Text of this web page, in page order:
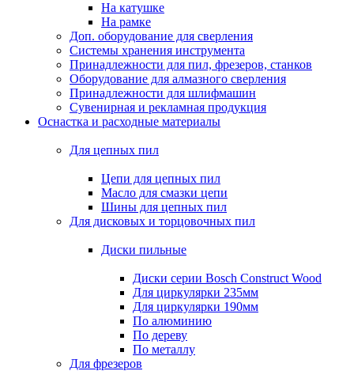
На катушке
На рамке
Доп. оборудование для сверления
Системы хранения инструмента
Принадлежности для пил, фрезеров, станков
Оборудование для алмазного сверления
Принадлежности для шлифмашин
Сувенирная и рекламная продукция
Оснастка и расходные материалы
Для цепных пил
Цепи для цепных пил
Масло для смазки цепи
Шины для цепных пил
Для дисковых и торцовочных пил
Диски пильные
Диски серии Bosch Construct Wood
Для циркулярки 235мм
Для циркулярки 190мм
По алюминию
По дереву
По металлу
Для фрезеров